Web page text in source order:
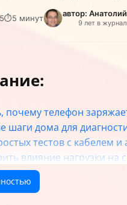
⏱5 минут автор:
9 лет в
почему телефон
шаги дома для
тестов с кабелем
влияние нагрузки на
от сервисного центра
подготовить для